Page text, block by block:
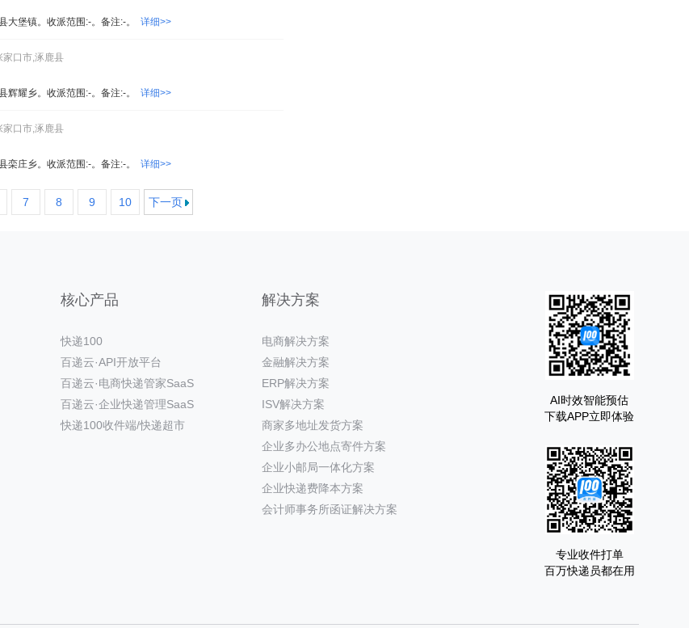
大堡镇。收派范围:-。备注:-。 详细>>
家口市,涿鹿县
辉耀乡。收派范围:-。备注:-。 详细>>
家口市,涿鹿县
栾庄乡。收派范围:-。备注:-。 详细>>
7 8 9 10 下一页
核心产品
快递100
百递云·API开放平台
百递云·电商快递管家SaaS
百递云·企业快递管理SaaS
快递100收件端/快递超市
解决方案
电商解决方案
金融解决方案
ERP解决方案
ISV解决方案
商家多地址发货方案
企业多办公地点寄件方案
企业小邮局一体化方案
企业快递费降本方案
会计师事务所函证解决方案
AI时效智能预估
下载APP立即体验
专业收件打单
百万快递员都在用